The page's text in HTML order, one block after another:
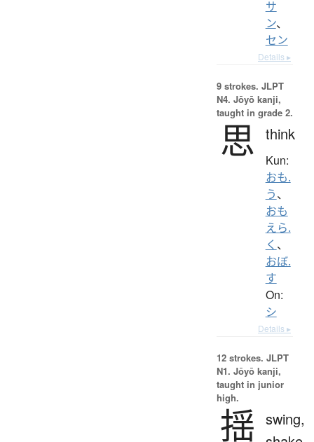
サ
ン、
セン
Details ▸
9 strokes. JLPT
N4. Jōyō kanji,
taught in grade 2.
思 think
Kun:
おも.
う、
おも
えら.
く 、
おぼ.
す
On:
シ
Details ▸
12 strokes. JLPT
N1. Jōyō kanji,
taught in junior
high.
揺 swing,